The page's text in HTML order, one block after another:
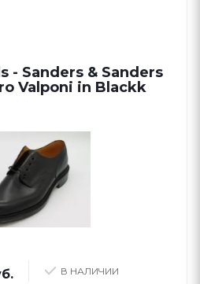
- Sanders & Sanders
Valponi in Blackk
В НАЛИЧИИ